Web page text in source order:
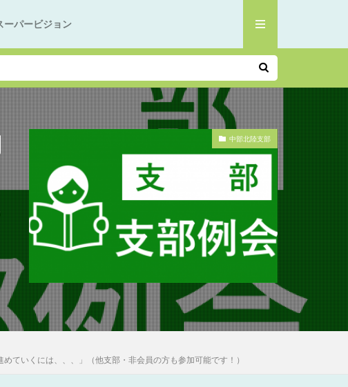
ーパービジョン
中部北陸支部
ていくには、、、」（他支部・非会員の方も参加可能です！）